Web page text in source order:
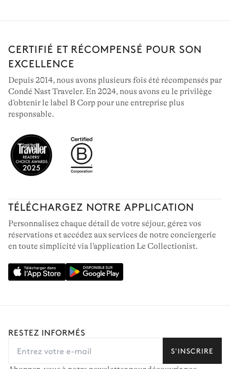
CERTIFIÉ ET RÉCOMPENSÉ POUR SON
EXCELLENCE
Depuis 2014, nous avons plusieurs fois été récompensés par
Condé Nast Traveler. En 2024, nous avons eu le privilège
d’obtenir le label B Corp pour une entreprise plus
responsable.
TÉLÉCHARGEZ NOTRE APPLICATION
Personnalisez chaque détail de votre séjour, gérez vos
réservations et accédez aux services de notre conciergerie
en toute simplicité via l’application Le Collectionist.
RESTEZ INFORMÉS
S'INSCRIRE